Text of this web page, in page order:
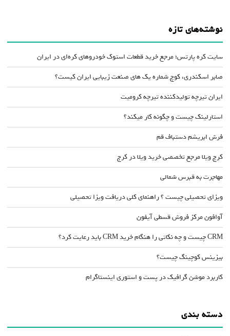
نوشته‌های تازه
سایت کره پارتس؛ مرجع خرید قطعات استوک خودروهای کره‌ای در ایران
صابر اسکندری، کوچ شماره یک های صنعت زیبایی ایران کیست؟
ایران تیرچه تولیدکننده تیرچه کرومیت
استارلینک چیست و چگونه کار میکند؟
فرش ابریشم دستباف قم
کرج ویلا مرجع تخصصی خرید ویلا در کرج
مهاجرت به قبرس شمالی
ویزای تحصیلی چیست ؟ راهنمای کلی دریافت ویزا تحصیلی
آوافون مرکز فروش قسطی آیفون
CRM چیست و چه نکاتی را هنگام خرید CRM باید رعایت کرد؟
بیزینس کوچینگ چیست؟
کاربرد موشن گرافیک در پست و استوری اینستاگرام
دسته بندی